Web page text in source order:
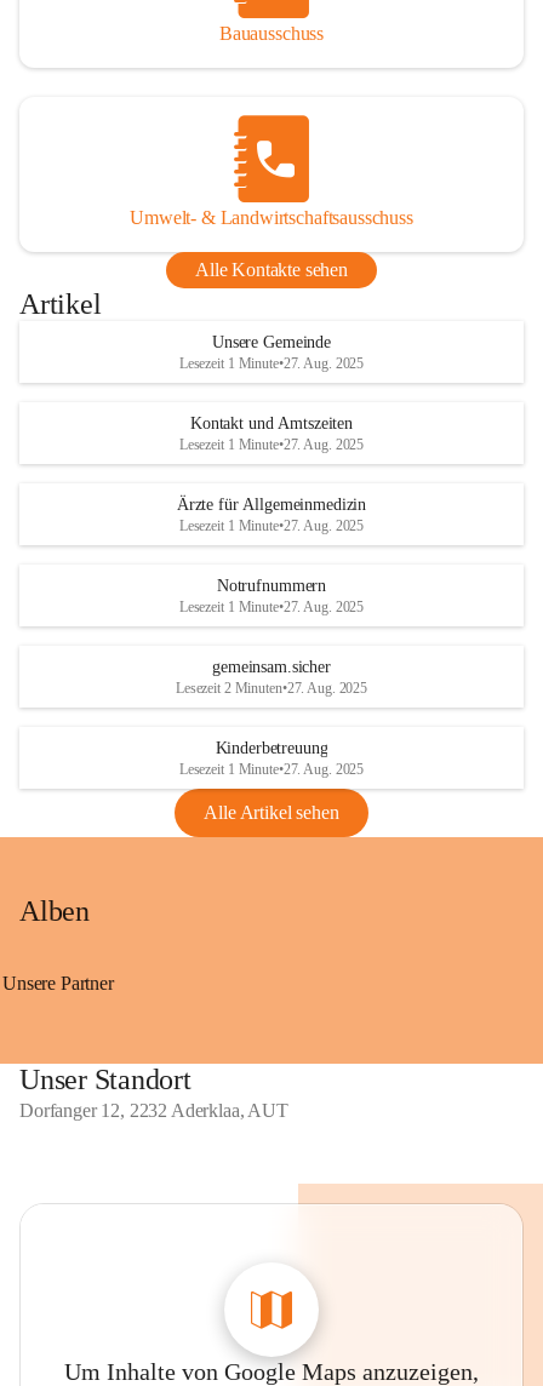
Bauausschuss
Umwelt- & Landwirtschaftsausschuss
Alle Kontakte sehen
Artikel
Unsere Gemeinde
Lesezeit 1 Minute•27. Aug. 2025
Kontakt und Amtszeiten
Lesezeit 1 Minute•27. Aug. 2025
Ärzte für Allgemeinmedizin
Lesezeit 1 Minute•27. Aug. 2025
Notrufnummern
Lesezeit 1 Minute•27. Aug. 2025
gemeinsam.sicher
Lesezeit 2 Minuten•27. Aug. 2025
Kinderbetreuung
Lesezeit 1 Minute•27. Aug. 2025
Alle Artikel sehen
Alben
Unsere Partner
Unser Standort
Dorfanger 12, 2232 Aderklaa, AUT
Um Inhalte von Google Maps anzuzeigen,